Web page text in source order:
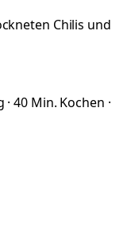
Chilis und
40 Min. Kochen ·